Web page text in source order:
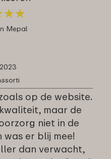
★★
★★
Mepal
op de website.
maar de
niet in de
was er blij mee!
dan verwacht,